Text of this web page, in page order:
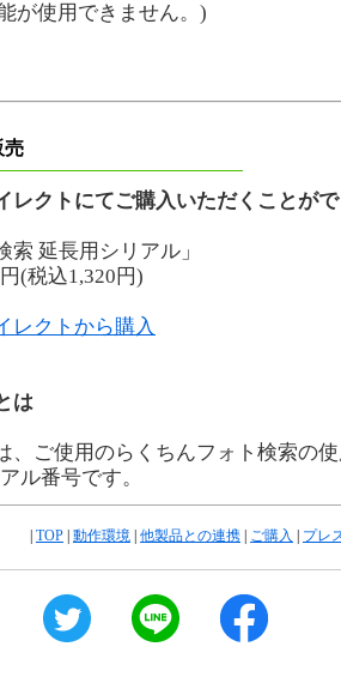
が使用できません。)
売
レクトにてご購入いただくことが
索 延長用シリアル」
(税込1,320円)
レクトから購入
は
、ご使用のらくちんフォト検索の
ル番号です。
TOP 動作環境 他製品との連携 ご購入 プレ